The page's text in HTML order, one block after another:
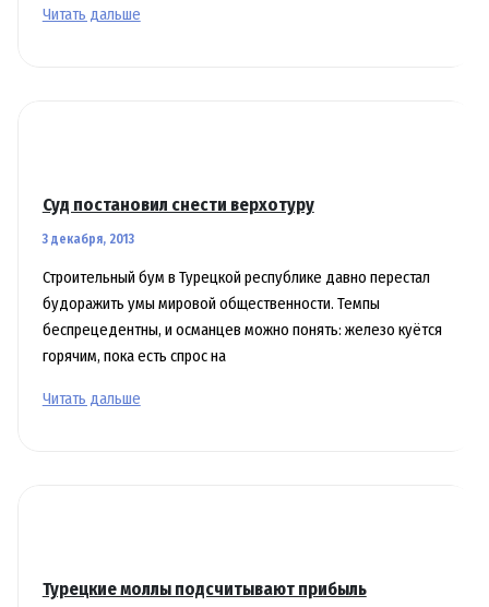
Лира
Читать дальше
Суд постановил снести верхотуру
3 декабря, 2013
Строительный бум в Турецкой республике давно перестал
будоражить умы мировой общественности. Темпы
беспрецедентны, и османцев можно понять: железо куётся
горячим, пока есть спрос на
Суд
Читать дальше
Турецкие моллы подсчитывают прибыль